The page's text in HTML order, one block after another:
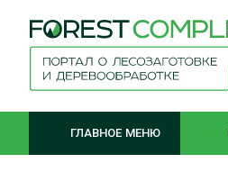
ГЛАВНОЕ МЕНЮ